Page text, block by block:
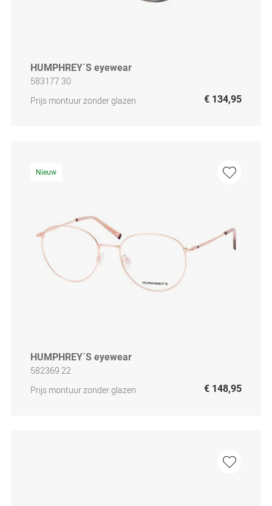
HUMPHREY´S eyewear
583177 30
Prijs montuur zonder glazen
€ 134,95
Nieuw
HUMPHREY´S eyewear
582369 22
Prijs montuur zonder glazen
€ 148,95